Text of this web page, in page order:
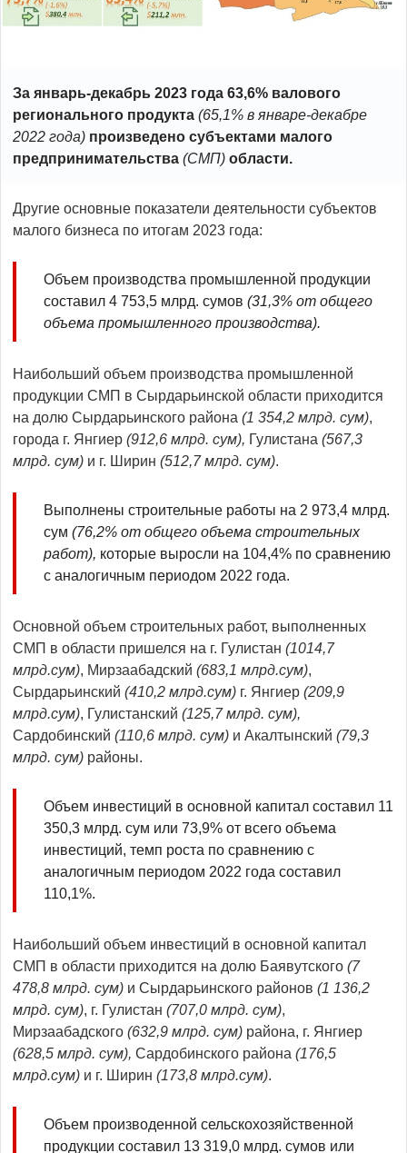
За январь-декабрь 2023 года 63,6% валового
регионального продукта (65,1% в январе-декабре
2022 года) произведено субъектами малого
предпринимательства (СМП) области.
Другие основные показатели деятельности субъектов
малого бизнеса по итогам 2023 года:
Объем производства промышленной продукции
составил 4 753,5 млрд. сумов (31,3% от общего
объема промышленного производства).
Наибольший объем производства промышленной
продукции СМП в Сырдарьинской области приходится
на долю Сырдарьинского района (1 354,2 млрд. сум),
города г. Янгиер (912,6 млрд. сум), Гулистана (567,3
млрд. сум) и г. Ширин (512,7 млрд. сум).
Выполнены строительные работы на 2 973,4 млрд.
сум (76,2% от общего объема строительных
работ), которые выросли на 104,4% по сравнению
с аналогичным периодом 2022 года.
Основной объем строительных работ, выполненных
СМП в области пришелся на г. Гулистан (1014,7
млрд.сум), Мирзаабадский (683,1 млрд.сум),
Сырдарьинский (410,2 млрд.сум) г. Янгиер (209,9
млрд.сум), Гулистанский (125,7 млрд. сум),
Сардобинский (110,6 млрд. сум) и Акалтынский (79,3
млрд. сум) районы.
Объем инвестиций в основной капитал составил 11
350,3 млрд. сум или 73,9% от всего объема
инвестиций, темп роста по сравнению с
аналогичным периодом 2022 года составил
110,1%.
Наибольший объем инвестиций в основной капитал
СМП в области приходится на долю Баявутского (7
478,8 млрд. сум) и Сырдарьинского районов (1 136,2
млрд. сум), г. Гулистан (707,0 млрд. сум),
Мирзаабадского (632,9 млрд. сум) района, г. Янгиер
(628,5 млрд. сум), Сардобинского района (176,5
млрд.сум) и г. Ширин (173,8 млрд.сум).
Объем производенной сельскохозяйственной
продукции составил 13 319,0 млрд. сумов или